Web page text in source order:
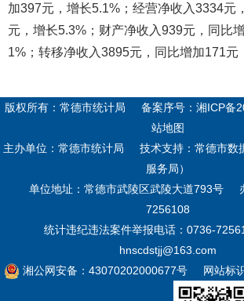
加397元，增长5.1%；经营净收入3334元
元，增长5.3%；财产净收入939元，同比
1%；转移净收入3895元，同比增加171元
版权所有：常德市统计局 备案序号： 湘ICP备
站地图
主办单位：常德市统计局
技术支持：常德市数
服务局）
单位地址：常德市武陵区武陵大道793号
7256108
统计违纪违法案件举报电话：0736-
hnscdstjj@163.com
湘公网安备：43070202000677号
网站标